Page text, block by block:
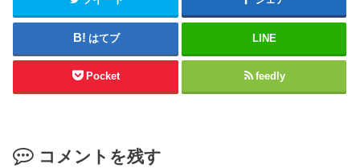
はてブ LINE
Pocket feedly
コメントを残す